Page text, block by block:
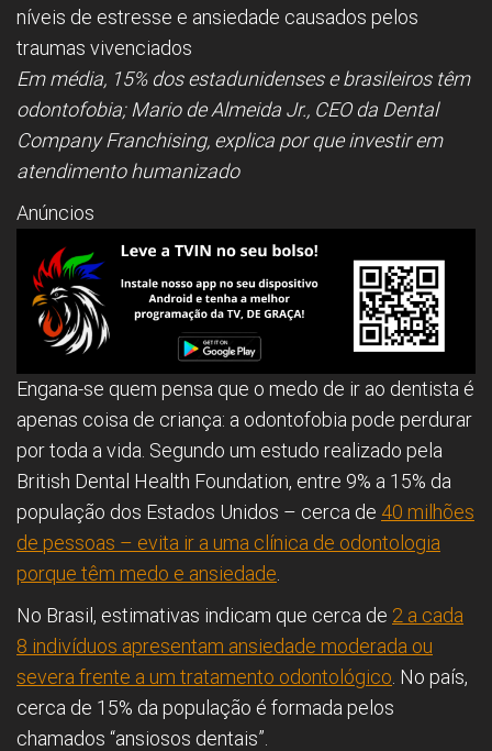
níveis de estresse e ansiedade causados pelos
traumas vivenciados
Em média, 15% dos estadunidenses e brasileiros têm
odontofobia; Mario de Almeida Jr., CEO da Dental
Company Franchising, explica por que investir em
atendimento humanizado
Anúncios
Engana-se quem pensa que o medo de ir ao dentista é
apenas coisa de criança: a odontofobia pode perdurar
por toda a vida. Segundo um estudo realizado pela
British Dental Health Foundation, entre 9% a 15% da
população dos Estados Unidos – cerca de 40 milhões
de pessoas – evita ir a uma clínica de odontologia
porque têm medo e ansiedade
No Brasil, estimativas indicam que cerca de 2 a cada
8 indivíduos apresentam ansiedade moderada ou
severa frente a um tratamento odontológico . No país,
cerca de 15% da população é formada pelos
chamados “ansiosos dentais”.